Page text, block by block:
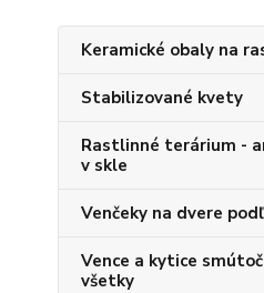
Keramické obaly na
Stabilizované kvety
Rastlinné terárium -
v skle
Venčeky na dvere
Vence a kytice
všetky